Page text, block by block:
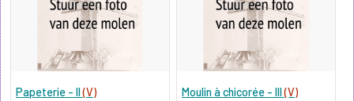
Papeterie - II(V)
Moulin à chicorée - III(V)